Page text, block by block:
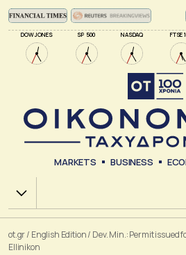
DOW JONES SP 500 NASDAQ FTSE
MARKETS BUSINESS
Χ.Α.
ot.gr/ English Edition/ Dev. Min.: Permit issued
Ellinikon